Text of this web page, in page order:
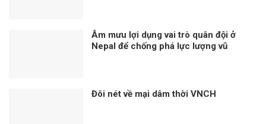
Âm mưu lợi dụng vai trò quân đội ở
Nepal để chống phá lực lượng vũ
Đôi nét về mại dâm thời VNCH